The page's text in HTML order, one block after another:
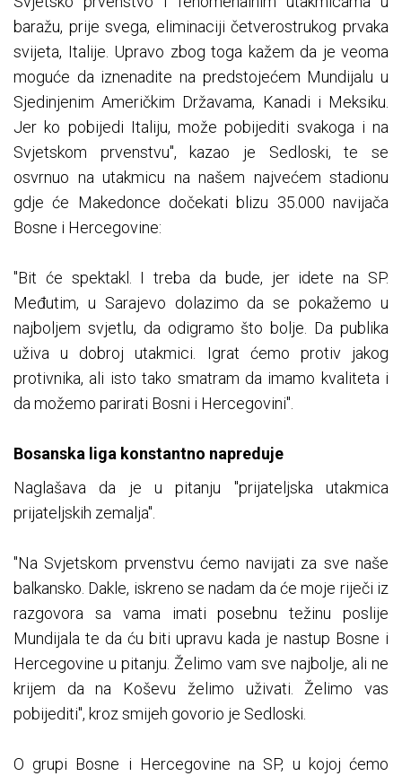
baražu, prije svega, eliminaciji četverostrukog prvaka
svijeta, Italije. Upravo zbog toga kažem da je veoma
moguće da iznenadite na predstojećem Mundijalu u
Sjedinjenim Američkim Državama, Kanadi i Meksiku.
Jer ko pobijedi Italiju, može pobijediti svakoga i na
Svjetskom prvenstvu", kazao je Sedloski, te se
osvrnuo na utakmicu na našem najvećem stadionu
gdje će Makedonce dočekati blizu 35.000 navijača
Bosne i Hercegovine:
"Bit će spektakl. I treba da bude, jer idete na SP.
Međutim, u Sarajevo dolazimo da se pokažemo u
najboljem svjetlu, da odigramo što bolje. Da publika
uživa u dobroj utakmici. Igrat ćemo protiv jakog
protivnika, ali isto tako smatram da imamo kvaliteta i
da možemo parirati Bosni i Hercegovini".
Bosanska liga konstantno napreduje
Naglašava da je u pitanju "prijateljska utakmica
prijateljskih zemalja".
"Na Svjetskom prvenstvu ćemo navijati za sve naše
balkansko. Dakle, iskreno se nadam da će moje riječi iz
razgovora sa vama imati posebnu težinu poslije
Mundijala te da ću biti upravu kada je nastup Bosne i
Hercegovine u pitanju. Želimo vam sve najbolje, ali ne
krijem da na Koševu želimo uživati. Želimo vas
pobijediti", kroz smijeh govorio je Sedloski.
O grupi Bosne i Hercegovine na SP, u kojoj ćemo